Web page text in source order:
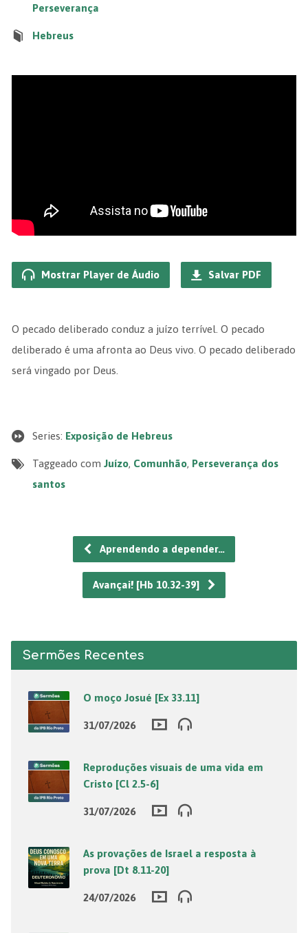
Perseverança
Hebreus
Mostrar Player de Áudio Salvar PDF
O pecado deliberado conduz a juízo terrível. O pecado
deliberado é uma afronta ao Deus vivo. O pecado deliberado
será vingado por Deus.
Series: Exposição de Hebreus
Taggeado com Juízo, Comunhão, Perseverança dos
santos
Aprendendo a depender…
Avançai! [Hb 10.32-39]
Sermões Recentes
O moço Josué [Ex 33.11]
31/07/2026
Reproduções visuais de uma vida em
Cristo [Cl 2.5-6]
31/07/2026
As provações de Israel a resposta à
prova [Dt 8.11-20]
24/07/2026